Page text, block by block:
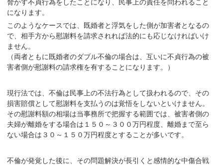
脅かす不貞行為をしたことになり、民事上の責任を問われること
になります。
このようなケースでは、既婚者と浮気をした側が加害者となるの
で、相手方から慰謝料を請求されれば法的にも応じなければいけ
ません。
（両者ともに既婚者のダブル不倫の場合は、互いに不貞行為の被
害者側が慰謝料の請求権を有することになります。）
現行法では、不倫は民事上の不法行為として扱われるので、その
損害賠償として慰謝料を支払うのは覚悟をしないといけません。
その慰謝料額の相場は当事務所で把握する範囲では、被害者側の
夫婦が離婚をする場合は１５０～３００万円程度、離婚まで至ら
ない場合は３０～１５０万円程度とすることが多いです。
不倫が発覚した後に、その問題解決が長引くと感情的な中傷合戦